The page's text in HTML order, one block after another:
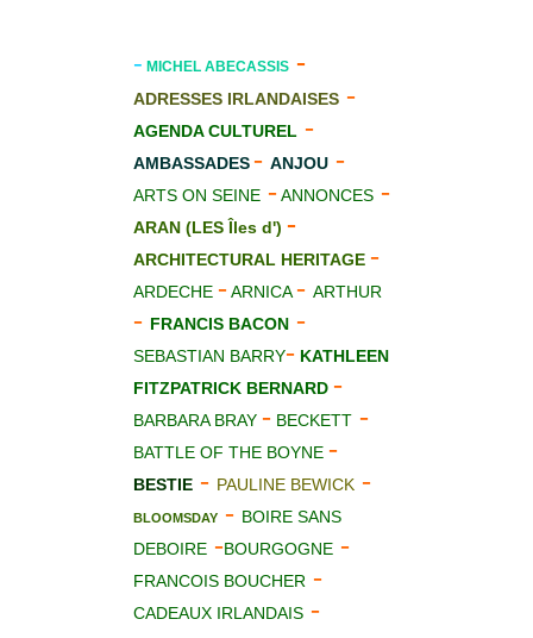
- MICHEL ABECASSIS -
ADRESSES IRLANDAISES -
AGENDA CULTUREL -
AMBASSADES- ANJOU -
ARTS ON SEINE -ANNONCES -
ARAN (LES Îles d') -
ARCHITECTURAL HERITAGE -
ARDECHE -ARNICA- ARTHUR
- FRANCIS BACON -
SEBASTIAN BARRY- KATHLEEN
FITZPATRICK BERNARD -
BARBARA BRAY - BECKETT -
BATTLE OF THE BOYNE -
BESTIE - PAULINE BEWICK -
BLOOMSDAY - BOIRE SANS
DEBOIRE -BOURGOGNE -
FRANCOIS BOUCHER -
CADEAUX IRLANDAIS -